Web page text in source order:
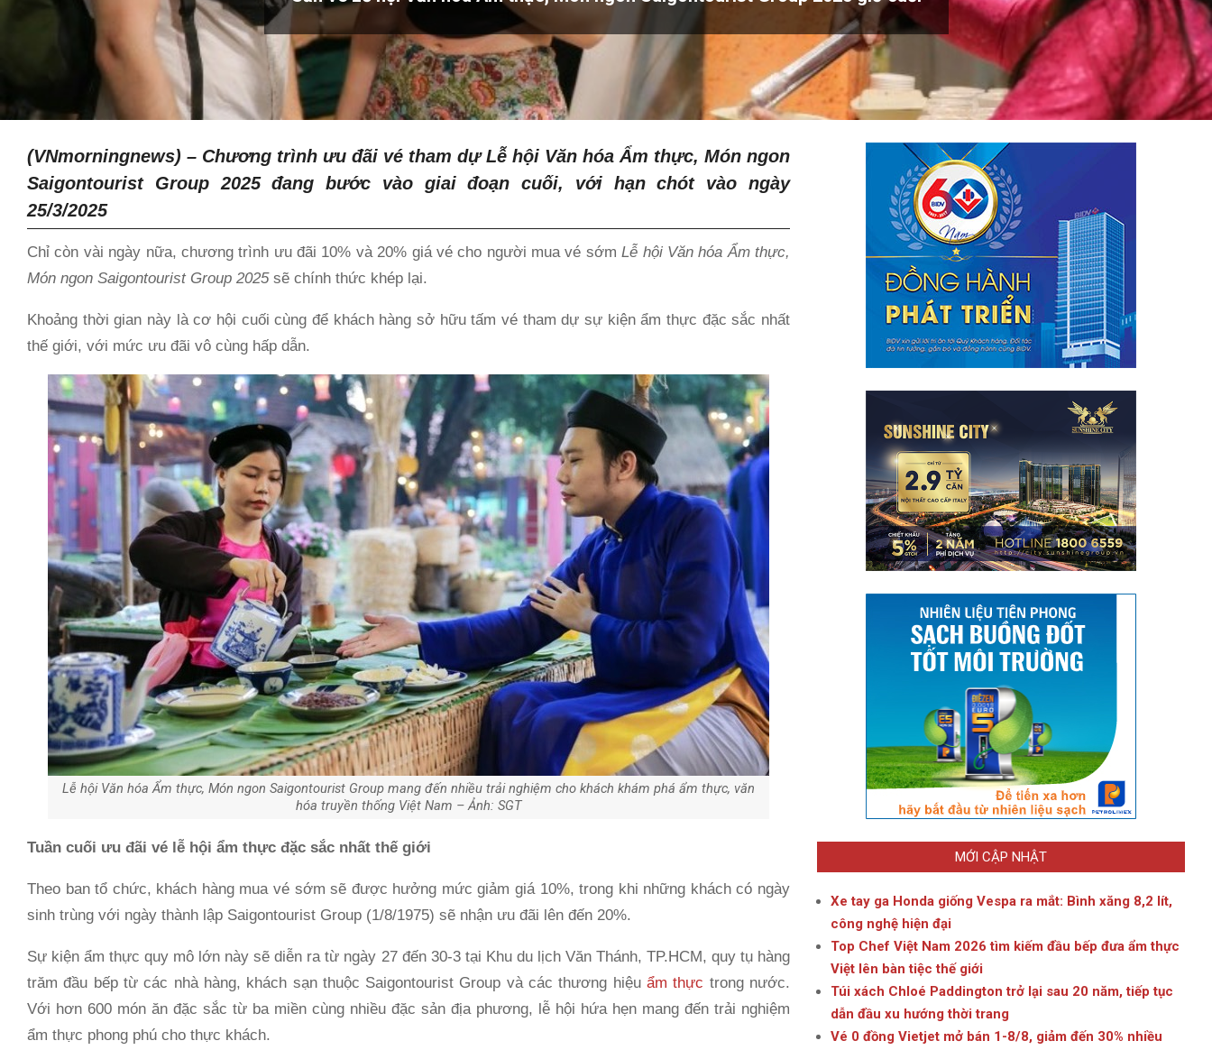
(VNmorningnews) – Chương trình ưu đãi vé tham dự Lễ hội Văn hóa Ẩm thực, Món ngon
Saigontourist Group 2025 đang bước vào giai đoạn cuối, với hạn chót vào ngày
25/3/2025
Chỉ còn vài ngày nữa, chương trình ưu đãi 10% và 20% giá vé cho người mua vé sớmLễ hội Văn hóa Ẩm thực,
Món ngon Saigontourist Group 2025sẽ chính thức khép lại.
Khoảng thời gian này là cơ hội cuối cùng để khách hàng sở hữu tấm vé tham dự sự kiện ẩm thực đặc sắc nhất
thế giới, với mức ưu đãi vô cùng hấp dẫn.
Lễ hội Văn hóa Ẩm thực, Món ngon Saigontourist Group mang đến nhiều trải nghiệm cho khách khám phá ẩm thực, văn
hóa truyền thống Việt Nam – Ảnh: SGT
Tuần cuối ưu đãi vé lễ hội ẩm thực đặc sắc nhất thế giới
Theo ban tổ chức, khách hàng mua vé sớm sẽ được hưởng mức giảm giá 10%, trong khi những khách có ngày
sinh trùng với ngày thành lập Saigontourist Group (1/8/1975) sẽ nhận ưu đãi lên đến 20%.
Sự kiện ẩm thực quy mô lớn này sẽ diễn ra từ ngày 27 đến 30-3 tại Khu du lịch Văn Thánh, TP.HCM, quy tụ hàng
trăm đầu bếp từ các nhà hàng, khách sạn thuộc Saigontourist Group và các thương hiệuẩm thực trong nước.
Với hơn 600 món ăn đặc sắc từ ba miền cùng nhiều đặc sản địa phương, lễ hội hứa hẹn mang đến trải nghiệm
ẩm thực phong phú cho thực khách.
MỚI CẬP NHẬT
Xe tay ga Honda giống Vespa ra mắt: Bình xăng 8,2 lít,
công nghệ hiện đại
Top Chef Việt Nam 2026 tìm kiếm đầu bếp đưa ẩm thực
Việt lên bàn tiệc thế giới
Túi xách Chloé Paddington trở lại sau 20 năm, tiếp tục
dẫn đầu xu hướng thời trang
Vé 0 đồng Vietjet mở bán 1-8/8, giảm đến 30% nhiều